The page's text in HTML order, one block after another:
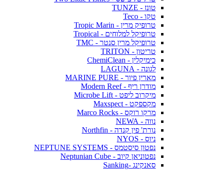
טונז - TUNZE
טקו - Teco
טרופיק מרין - Tropic Marin
טרופיקל למלוחים - Tropical
טרופיקל מרין סנטר - TMC
טריטון - TRITON
כימיקלין - ChemiClean
לגונה - LAGUNA
מארין פיור - MARINE PURE
מודרן ריף - Modern Reef
מיקרוב ליפט - Microbe Lift
מקספקט - Maxspect
מרקו רוקס - Marco Rocks
נווה - NEWA
נורת' פין קנדה - Northfin
ניוס - NYOS
נפטון סיסטמס - NEPTUNE SYSTEMS
נפטוניאן קיוב - Neptunian Cube
סאנקינג -Sanking